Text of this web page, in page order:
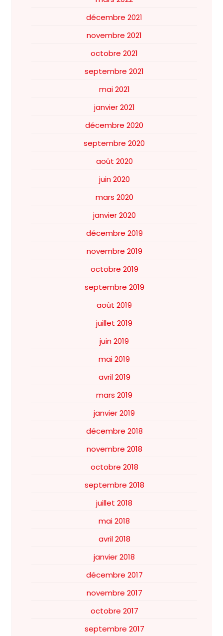
décembre 2021
novembre 2021
octobre 2021
septembre 2021
mai 2021
janvier 2021
décembre 2020
septembre 2020
août 2020
juin 2020
mars 2020
janvier 2020
décembre 2019
novembre 2019
octobre 2019
septembre 2019
août 2019
juillet 2019
juin 2019
mai 2019
avril 2019
mars 2019
janvier 2019
décembre 2018
novembre 2018
octobre 2018
septembre 2018
juillet 2018
mai 2018
avril 2018
janvier 2018
décembre 2017
novembre 2017
octobre 2017
septembre 2017